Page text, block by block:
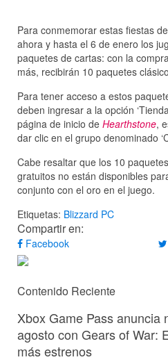
Para conmemorar estas fiestas
ahora y hasta el 6 de enero los
paquetes de cartas: con la
más, recibirán 10 paquetes
Para tener acceso a estos
deben ingresar a la opción
página de inicio de Hearthstone,
dar clic en el grupo denominado
Cabe resaltar que los 10
gratuitos no están disponibles
conjunto con el oro en el juego.
Etiquetas: Blizzard PC
Compartir en:
Facebook
Contenido Reciente
Xbox Game Pass anuncia
agosto con Gears of War:
más estrenos